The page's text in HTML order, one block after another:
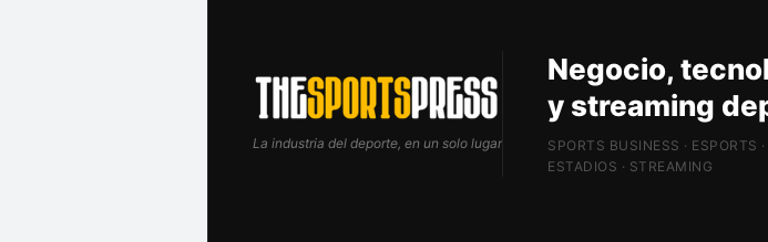
La industria del deporte, en un solo lugar
Patrocinios,
y Sports Tech
SPORTS BUSINESS · ESPORTS
ESTADIOS · STREAMING